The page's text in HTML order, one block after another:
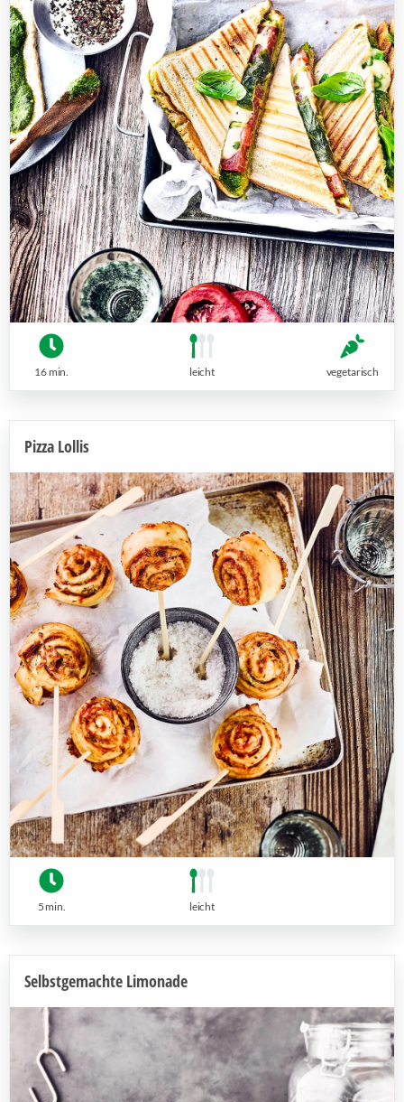
16 min. leicht vegetarisch
Pizza Lollis
5 min. leicht
Selbstgemachte Limonade